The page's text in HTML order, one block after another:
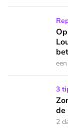
Op zoek naar
3
de
2